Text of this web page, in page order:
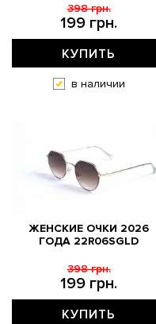
199 грн.
398 грн.
КУПИТЬ
в наличии
ЖЕНСКИЕ ОЧКИ 2026
ГОДА 22R06SGLD
199 грн.
398 грн.
КУПИТЬ